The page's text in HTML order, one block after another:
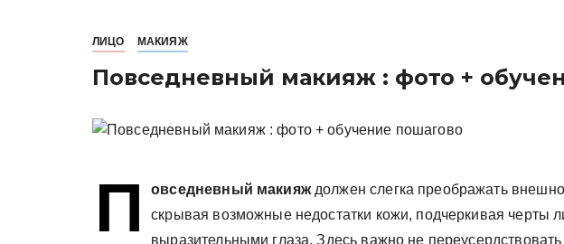
ЛИЦО МАКИЯЖ
Повседневный макияж : фото +
П овседневный макияждолжен слегка преображать
скрывая возможные недостатки кожи, подчеркивая черты
выразительными глаза. Здесь важно не